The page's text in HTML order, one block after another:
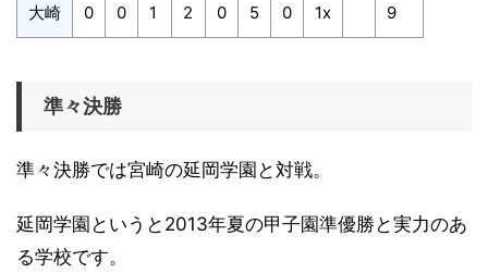
大崎 0 0 1 2 0 5 0 1x 9
準々決勝
準々決勝では宮崎の延岡学園と対戦。
延岡学園というと2013年夏の甲子園準優勝と実力のあ
る学校です。